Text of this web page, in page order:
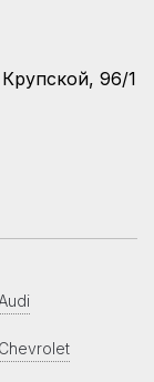
96/1
Audi
Chevrolet